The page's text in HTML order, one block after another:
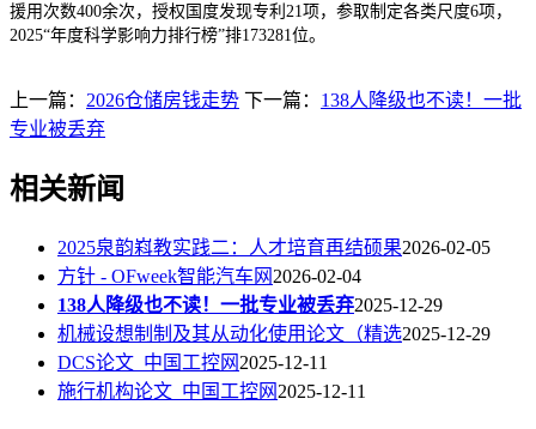
援用次数400余次，授权国度发现专利21项，参取制定各类尺度6项，
2025“年度科学影响力排行榜”排173281位。
上一篇： 2026仓储房钱走势 下一篇： 138人降级也不读！一批
专业被丢弃
相关新闻
2025泉韵嵙教实践二：人才培育再结硕果2026-02-05
方针 - OFweek智能汽车网 2026-02-04
138人降级也不读！一批专业被丢弃2025-12-29
机械设想制制及其从动化使用论文（精选2025-12-29
DCS论文_中国工控网 2025-12-11
施行机构论文_中国工控网 2025-12-11